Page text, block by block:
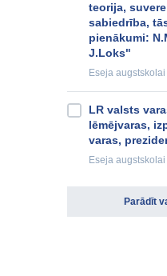
teorija,
sabiedrība,
pienākumi:
J.Loks"
Eseja augstskolai
LR valsts
lēmējvaras,
varas,
Eseja augstskolai
Parādīt